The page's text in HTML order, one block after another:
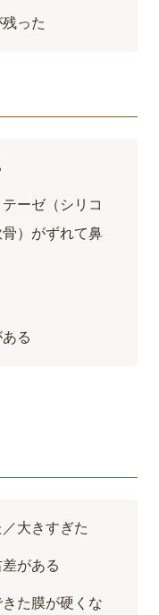
った
ーゼ（シリコ
）がずれて鼻
る
大きすぎた
がある
た膜が硬くな